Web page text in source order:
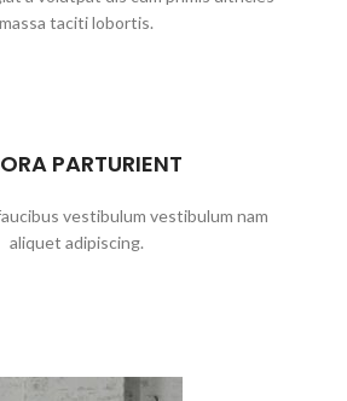
massa taciti lobortis.
PARTURIENT
vestibulum vestibulum nam
aliquet adipiscing.